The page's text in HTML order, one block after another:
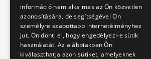
információ nem alkalmas az Ön közvetlen
azonosítására, de segítségével Ön
személyre szabottabb internetélményhez
jut. Ön dönti el, hogy engedélyezi-e sütik
használatát. Az alábbiakban Ön
kiválaszthatja azon sütiket, amelyeknek